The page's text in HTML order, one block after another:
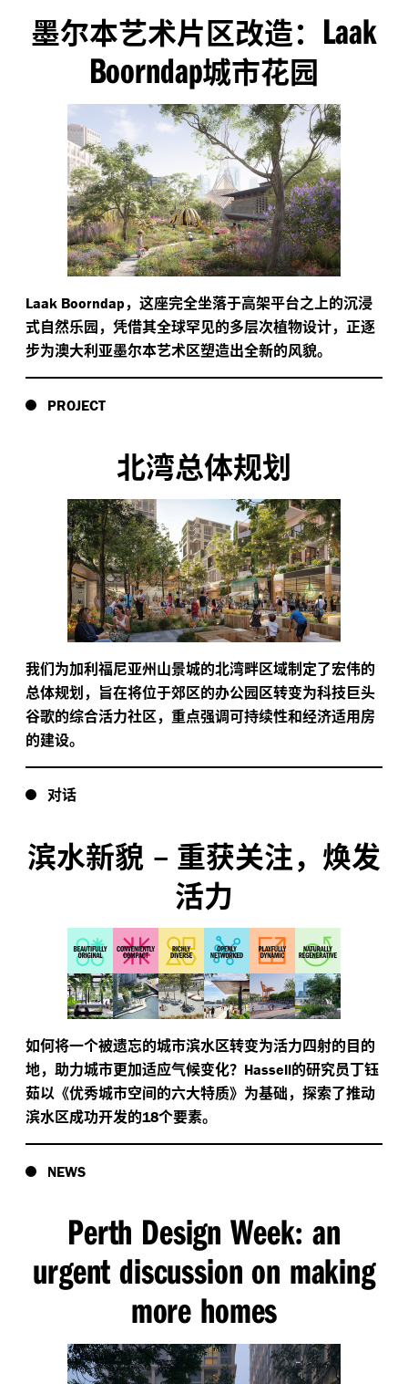
墨尔本艺术片区改造： Laak
Boorndap城市花园
Laak Boorndap ，这座完全坐落于高架平台之上的沉浸
式自然乐园，凭借其全球罕见的多层次植物设计，正逐
步为澳大利亚墨尔本艺术区塑造出全新的风貌。
PROJECT
北湾总体规划
我们为加利福尼亚州山景城的北湾畔区域制定了宏伟的
总体规划，旨在将位于郊区的办公园区转变为科技巨头
谷歌的综合活力社区，重点强调可持续性和经济适用房
的建设。
对话
滨水新貌 – 重获关注，焕发
活力
如何将一个被遗忘的城市滨水区转变为活力四射的目的
地，助力城市更加适应气候变化？ Hassell的研究员丁钰
茹以《优秀城市空间的六大特质》为基础，探索了推动
滨水区成功开发的18个要素。
NEWS
Perth Design Week: an
urgent discussion on making
more homes